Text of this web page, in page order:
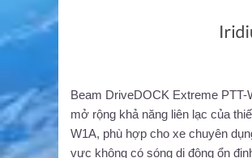
Beam DriveDOCK Extreme
mở rộng khả năng liên lạc của
W1A, phù hợp cho xe chuyên
vực không có sóng di động ổn